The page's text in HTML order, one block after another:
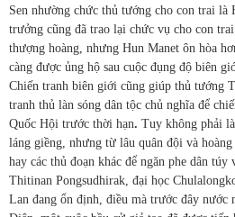
Sen nhường chức thủ tướng cho con trai là
trưởng cũng đã trao lại chức vụ cho con
thượng hoàng, nhưng Hun Manet ôn hòa
càng được ủng hộ sau cuộc đụng độ biên
Chiến tranh biên giới cũng giúp thủ tướng
tranh thủ làn sóng dân tộc chủ nghĩa để
Quốc Hội trước thời hạn. Tuy không phải
láng giềng, nhưng từ lâu quân đội và
hay các thủ đoạn khác để ngăn phe dân túy
Thitinan Pongsudhirak, đại học
Lan đang ổn định, điều mà trước đây nước